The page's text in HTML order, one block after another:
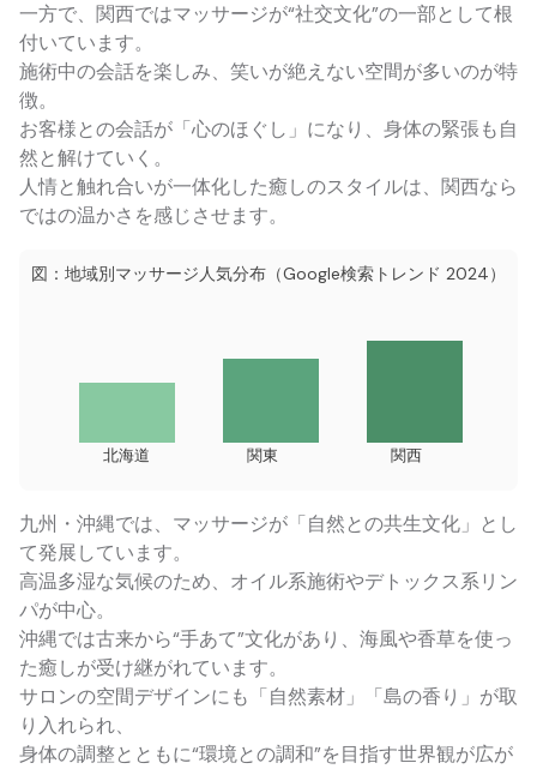
一方で、関西ではマッサージが“社交文化”の一部として根
付いています。
施術中の会話を楽しみ、笑いが絶えない空間が多いのが特
徴。
お客様との会話が「心のほぐし」になり、身体の緊張も自
然と解けていく。
人情と触れ合いが一体化した癒しのスタイルは、関西なら
ではの温かさを感じさせます。
図：地域別マッサージ人気分布（Google検索トレンド 2024）
北海道 関東 関西
九州・沖縄では、マッサージが「自然との共生文化」とし
て発展しています。
高温多湿な気候のため、オイル系施術やデトックス系リン
パが中心。
沖縄では古来から“手あて”文化があり、海風や香草を使っ
た癒しが受け継がれています。
サロンの空間デザインにも「自然素材」「島の香り」が取
り入れられ、
身体の調整とともに“環境との調和”を目指す世界観が広が